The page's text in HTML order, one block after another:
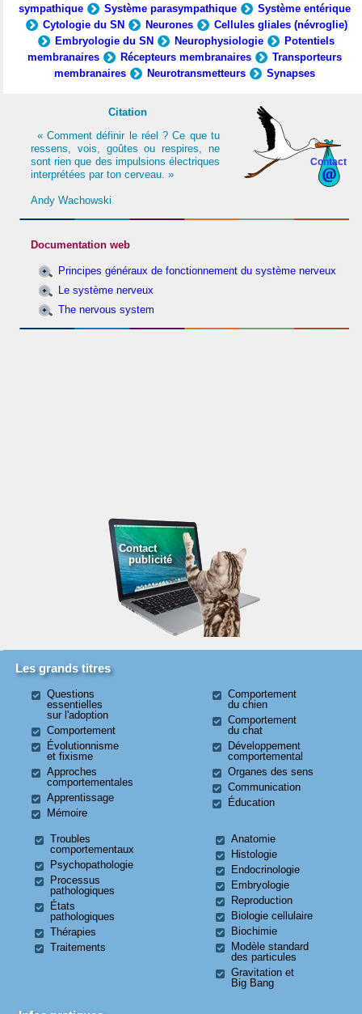
sympathique
Système parasympathique
Système entérique
Cytologie du SN
Neurones
Cellules gliales (névroglie)
Embryologie du SN
Neurophysiologie
Potentiels
membranaires
Récepteurs membranaires
Transporteurs
membranaires
Neurotransmetteurs Synapses
Contact
Citation
« Comment définir le réel ? Ce que tu
ressens, vois, goûtes ou respires, ne
sont rien que des impulsions électriques
interprétées par ton cerveau. »
Andy Wachowski
Documentation web
Principes généraux de fonctionnement du système nerveux
Le système nerveux
The nervous system
Contact
publicité
Les grands titres
Questions
essentielles
sur l'adoption
Comportement
Évolutionnisme
et fixisme
Approches
comportementales
Apprentissage
Mémoire
Comportement
du chien
Comportement
du chat
Développement
comportemental
Organes des sens
Communication
Éducation
Troubles
comportementaux
Psychopathologie
Processus
pathologiques
États
pathologiques
Thérapies
Traitements
Anatomie
Histologie
Endocrinologie
Embryologie
Reproduction
Biologie cellulaire
Biochimie
Modèle standard
des particules
Gravitation et
Big Bang